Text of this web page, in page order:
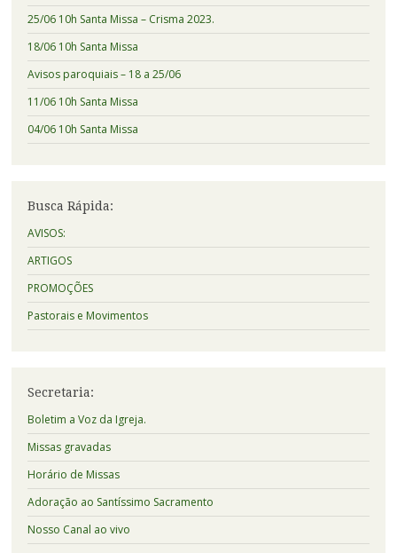
25/06 10h Santa Missa – Crisma 2023.
18/06 10h Santa Missa
Avisos paroquiais – 18 a 25/06
11/06 10h Santa Missa
04/06 10h Santa Missa
Busca Rápida:
AVISOS:
ARTIGOS
PROMOÇÕES
Pastorais e Movimentos
Secretaria:
Boletim a Voz da Igreja.
Missas gravadas
Horário de Missas
Adoração ao Santíssimo Sacramento
Nosso Canal ao vivo